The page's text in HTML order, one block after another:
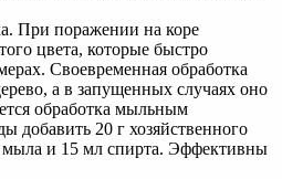
При поражении на коре
цвета, которые быстро
Своевременная обработка
а в запущенных случаях оно
обработка мыльным
добавить 20 г хозяйственного
и 15 мл спирта. Эффективны